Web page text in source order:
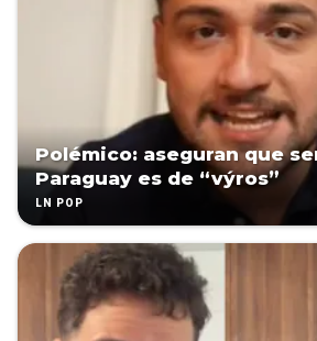
Polémico: aseguran que
Paraguay es de “výros”
LN POP